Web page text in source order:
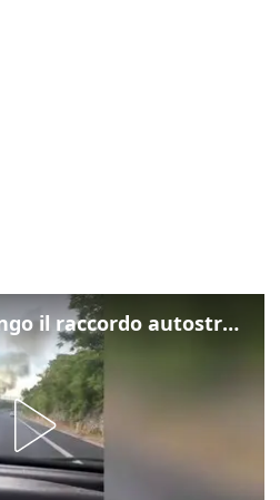
Auto in fiamme lungo il raccordo autostradale a Trebiciano